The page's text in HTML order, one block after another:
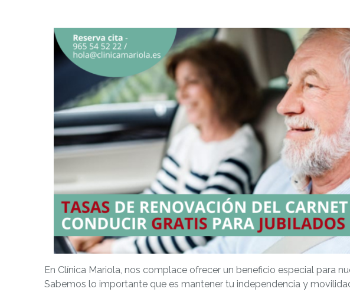
En Clínica Mariola, nos complace ofrecer un beneficio especial para
Sabemos lo importante que es mantener tu independencia y